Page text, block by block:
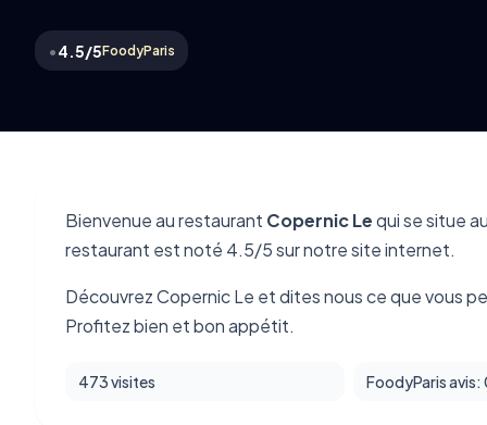
•4.5/5FoodyParis
Bienvenue au restaurant Copernic Lequi se situe au
restaurant est noté 4.5/5 sur notre site internet.
Découvrez Copernic Le et dites nous ce que vous
Profitez bien et bon appétit.
473 visites FoodyParis avis: